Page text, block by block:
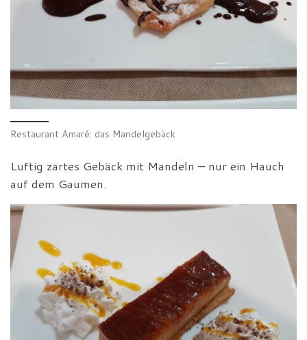
Restaurant Amaré: das Mandelgebäck
Luftig zartes Gebäck mit Mandeln – nur ein Hauch
auf dem Gaumen.